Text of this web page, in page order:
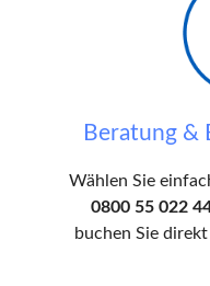
Beratung &
Wählen Sie
0800 55 022
buchen Sie